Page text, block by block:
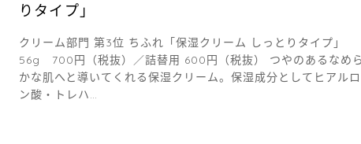
りタイプ」
クリーム部門 第3位 ちふれ「保湿クリーム しっとりタイプ」
56g 700円（税抜）／詰替用 600円（税抜） つやのあるなめ
かな肌へと導いてくれる保湿クリーム。保湿成分としてヒアルロ
ン酸・トレハ…